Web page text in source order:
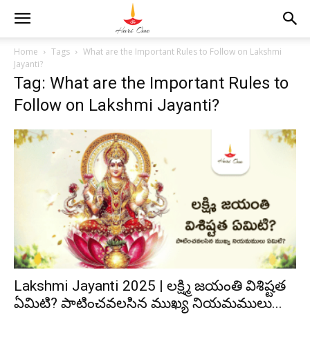
Home Tags
What are the Important Rules to Follow on Lakshmi
Jayanti?
Tag: What are the Important Rules to
Follow on Lakshmi Jayanti?
Lakshmi Jayanti 2025 | లక్ష్మి జయంతి విశిష్టత
ఏమిటి? పాటించవలసిన ముఖ్య నియమములు...